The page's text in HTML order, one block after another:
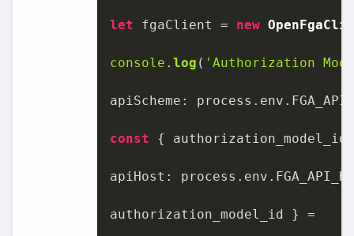
let fgaClient = new
console . log ( 'Authorization
apiScheme : process. env .
const { authorization_model_id
apiHost : process. env .
authorization_model_id } =